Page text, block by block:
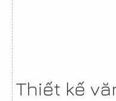
Thiết kế